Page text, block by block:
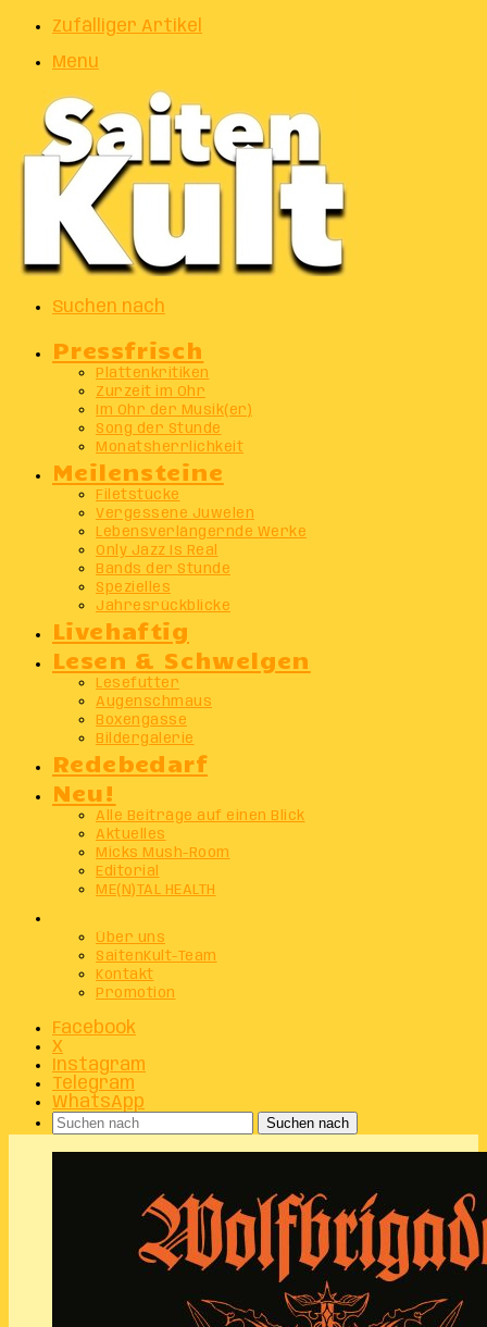
Zufälliger Artikel
Menu
Suchen nach
Pressfrisch
Plattenkritiken
Zurzeit im Ohr
Im Ohr der Musik(er)
Song der Stunde
Monatsherrlichkeit
Meilensteine
Filetstücke
Vergessene Juwelen
Lebensverlängernde Werke
Only Jazz Is Real
Bands der Stunde
Spezielles
Jahresrückblicke
Livehaftig
Lesen & Schwelgen
Lesefutter
Augenschmaus
Boxengasse
Bildergalerie
Redebedarf
Neu!
Alle Beiträge auf einen Blick
Aktuelles
Micks Mush-Room
Editorial
ME(N)TAL HEALTH
Über uns
SaitenKult-Team
Kontakt
Promotion
Facebook
X
Instagram
Telegram
WhatsApp
Suchen nach